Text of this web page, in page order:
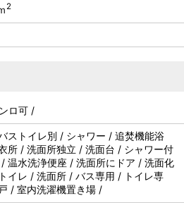
2
ロ可 /
ストイレ別 / シャワー / 追焚機能浴
所 / 洗面所独立 / 洗面台 / シャワー付
温水洗浄便座 / 洗面所にドア / 洗面化
イレ / 洗面所 / バス専用 / トイレ専
/ 室内洗濯機置き場 /